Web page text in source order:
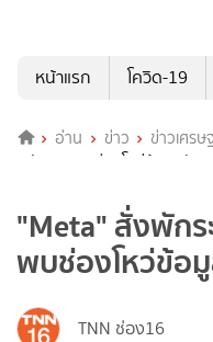
หน้าแรก
โควิด-19
อ่าน ข่าว ข่าวเศรษ
พนักงานพบช่องโหว่ข้อมูลลับ
"Meta" สั่งพัก
พบช่องโหว่ข้อ
TNN ช่อง16